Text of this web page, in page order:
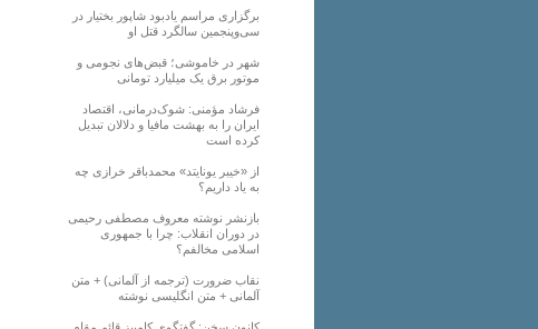
برگزاری مراسم یادبود شاپور بختیار در
سی‌وپنجمین سالگرد قتل او
شهر در خاموشی؛ قبض‌های نجومی و
موتور برق یک میلیارد تومانی
فرشاد مؤمنی: شوک‌درمانی، اقتصاد
ایران را به بهشت مافیا و دلالان تبدیل
کرده است
از «خیبر یونایتد» محمدباقر خرازی چه
به یاد داریم؟
بازنشر نوشته معروف مصطفی رحیمی
در دوران انقلاب: چرا با جمهوری
اسلامی مخالفم؟
نقاب ضرورت (ترجمه از آلمانی) + متن
آلمانی + متن انگلیسی نوشته